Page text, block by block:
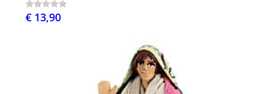
€ 13,90